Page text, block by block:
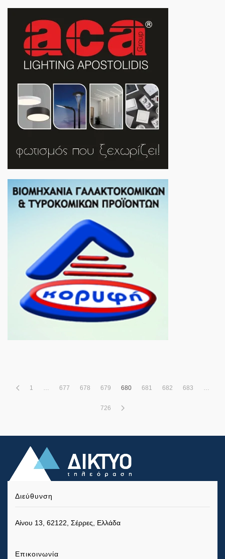
1 677 678 679 680 681 682 683
726
Διεύθυνση
Αίνου 13, 62122, Σέρρες, Ελλάδα
Επικοινωνία